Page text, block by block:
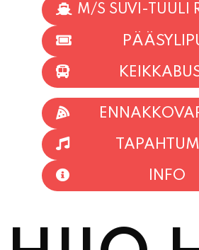
INFO
HIIO
KESÄKAUSI 2026